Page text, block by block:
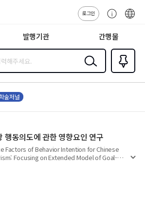
로그인
센
발행기관 간행물
검색
즐겨찾
기0
술저널
행동의도에 관한 영향요인 연구
Factors of Behavior Intention for Chinese
Focusing on Extended Model of Goal-